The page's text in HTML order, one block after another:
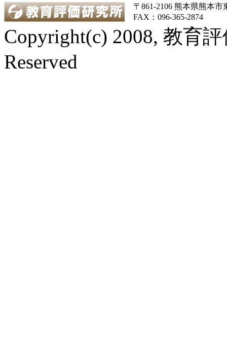
〒861-2106 熊本県熊本市
FAX：096-365-2874
Copyright(c) 2008, 教育
Reserved